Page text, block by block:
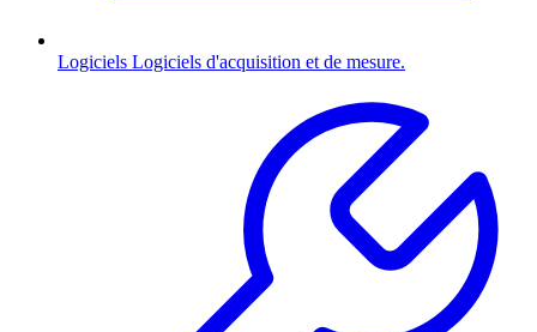
Logiciels Logiciels d'acquisition et de mesure.